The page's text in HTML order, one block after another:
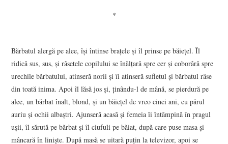
*
Bărbatul alergă pe alee, îşi întinse braţele şi îl prinse pe băieţel. Îl
ridică sus, sus, şi râsetele copilului se înălţară spre cer şi coborâră spre
urechile bărbatului, atinseră norii şi îi atinseră sufletul şi bărbatul râse
din toată inima. Apoi îl lăsă jos şi, ţinându-l de mână, se pierdură pe
alee, un bărbat înalt, blond, şi un băieţel de vreo cinci ani, cu părul
auriu şi ochii albaştri. Ajunseră acasă şi femeia îi întâmpină în pragul
uşii, îl sărută pe bărbat şi îl ciufuli pe băiat, după care puse masa şi
mâncară în linişte. După masă se uitară puţin la televizor, apoi se